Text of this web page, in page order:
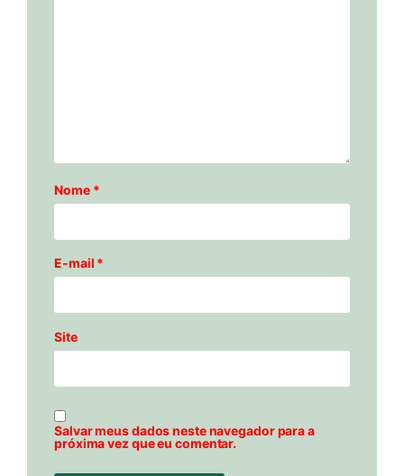
Nome *
E-mail *
Site
Salvar meus dados neste navegador para a
próxima vez que eu comentar.